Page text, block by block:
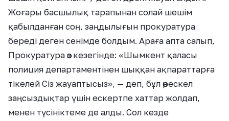
Жоғары басшылық тарапынан солай шешім
қабылданған соң, заңдылығын прокуратура
береді деген сенімде болдым. Араға апта салып,
Прокуратура өз кезегінде: «Шымкент қаласы
полиция департаментінен шыққан ақпараттарға
тікелей Сіз жауаптысыз», — деп, бұл өрескел
заңсыздықтар үшін ескертпе хаттар жолдап,
менен түсініктеме де алды. Сол кезде